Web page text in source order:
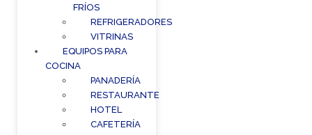
FRÍOS
REFRIGERADORES
VITRINAS
EQUIPOS PARA
COCINA
PANADERÍA
RESTAURANTE
HOTEL
CAFETERÍA